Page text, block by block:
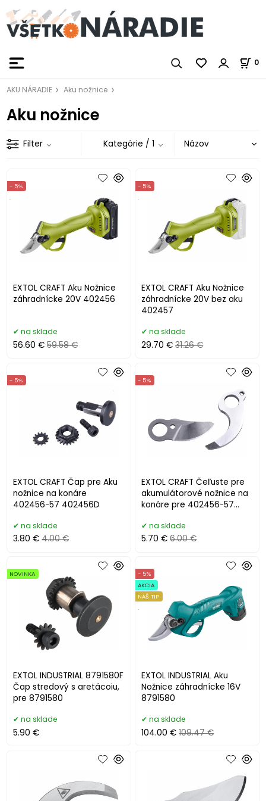
0
AKU NÁRADIE Aku nožnice
Aku nožnice
Filter Kategórie / 1
EXTOL CRAFT Aku Nožnice
záhradnícke 20V 402456
- 5%
.
na sklade
56.60 € 59.58 €
EXTOL CRAFT Aku Nožnice
záhradnícke 20V bez aku
402457
- 5%
.
na sklade
29.70 € 31.26 €
EXTOL CRAFT Čap pre Aku
nožnice na konáre
402456-57 402456D
- 5%
na sklade
3.80 € 4.00 €
EXTOL CRAFT Čeľuste pre
akumulátorové nožnice na
konáre pre 402456-57
- 5%
na sklade
5.70 € 6.00 €
EXTOL INDUSTRIAL 8791580F
Čap stredový s aretácoiu,
pre 8791580
NOVINKA
na sklade
5.90 €
EXTOL INDUSTRIAL Aku
Nožnice záhradnícke 16V
8791580
- 5%
AKCIA
NÁŠ TIP
.
na sklade
104.00 € 109.47 €